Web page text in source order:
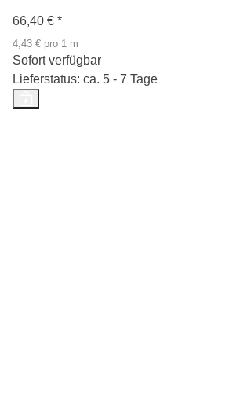
66,40 € *
4,43 € pro 1 m
Sofort verfügbar
Lieferstatus: ca. 5 - 7 Tage